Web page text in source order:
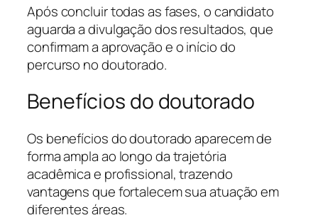
Após concluir todas as fases, o candidato
aguarda a divulgação dos resultados, que
confirmam a aprovação e o início do
percurso no doutorado.
Benefícios do doutorado
Os benefícios do doutorado aparecem de
forma ampla ao longo da trajetória
acadêmica e profissional, trazendo
vantagens que fortalecem sua atuação em
diferentes áreas.